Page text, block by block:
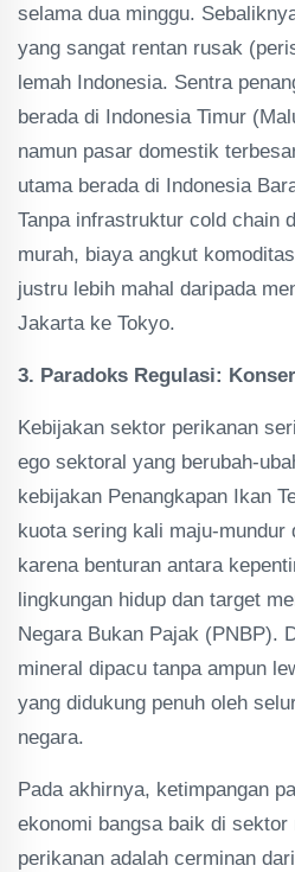
selama dua minggu.
yang sangat rentan rusak
lemah Indonesia. Sentra
berada di Indonesia Timur
namun pasar domestik
utama berada di Indonesia
Tanpa infrastruktur cold chain
murah, biaya angkut
justru lebih mahal daripada
Jakarta ke Tokyo.
3. Paradoks Regulasi:
Kebijakan sektor perikanan
ego sektoral yang berubah-
kebijakan Penangkapan Ikan
kuota sering kali maju-mundur
karena benturan antara
lingkungan hidup dan target
Negara Bukan Pajak (PNBP).
mineral dipacu tanpa ampun
yang didukung penuh oleh
negara.
Pada akhirnya, ketimpangan
ekonomi bangsa baik di
perikanan adalah cerminan